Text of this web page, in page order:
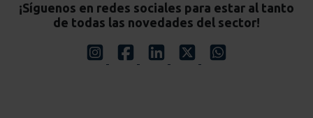
¡Síguenos en redes sociales para estar al tanto
de todas las novedades del sector!